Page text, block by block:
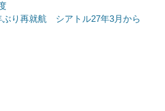
ぶり再就航 シアトル27年3月から